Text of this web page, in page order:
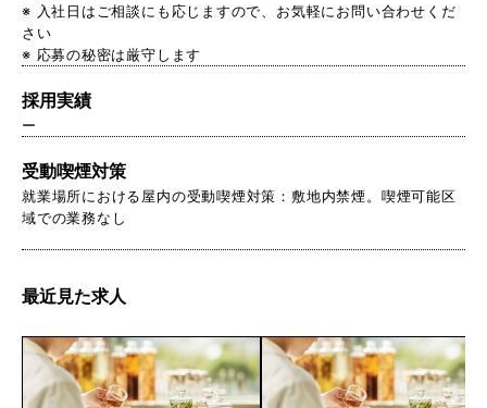
※ 入社日はご相談にも応じますので、お気軽にお問い合わせくだ
さい
※ 応募の秘密は厳守します
採用実績
ー
受動喫煙対策
就業場所における屋内の受動喫煙対策：敷地内禁煙。喫煙可能区
域での業務なし
最近見た求人